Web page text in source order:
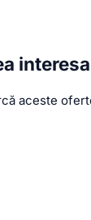
interesa
aceste